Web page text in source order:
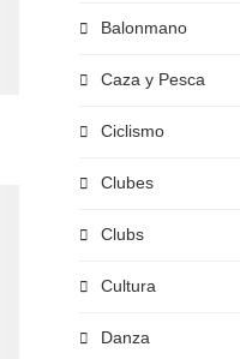
Balonmano
Caza y Pesca
Ciclismo
Clubes
Clubs
Cultura
Danza